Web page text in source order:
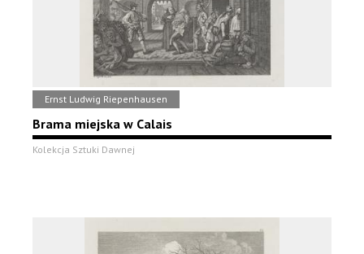
Ernst Ludwig Riepenhausen
Brama miejska w Calais
Kolekcja Sztuki Dawnej